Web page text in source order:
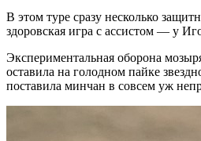
В этом туре сразу несколько
здоровская игра с ассистом — у
Экспериментальная оборона
оставила на голодном пайке
поставила минчан в совсем уж